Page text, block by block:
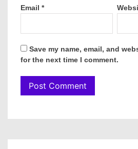
Email *
Save my name, email, and
for the next time I comment.